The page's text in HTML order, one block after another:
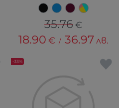
35.76€
18.90 € / 36.97 лв.
-33%